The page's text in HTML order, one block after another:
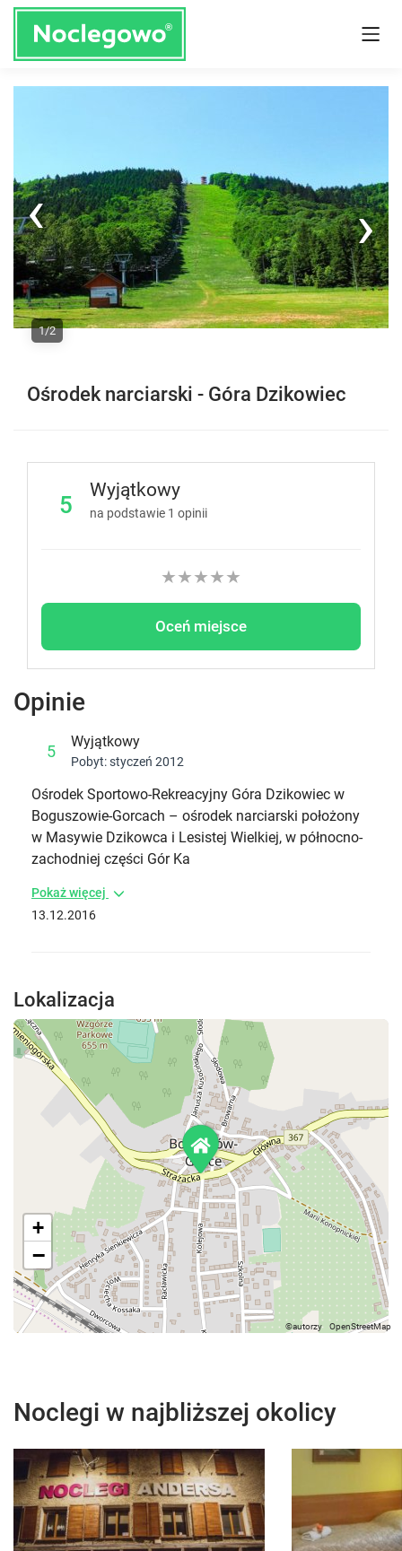
1/2
Ośrodek narciarski - Góra Dzikowiec
5
Wyjątkowy
na podstawie 1 opinii
★
★
★
★
★
Oceń miejsce
Opinie
5 Wyjątkowy
Pobyt: styczeń 2012
Ośrodek Sportowo-Rekreacyjny Góra Dzikowiec w
Boguszowie-Gorcach – ośrodek narciarski położony
w Masywie Dzikowca i Lesistej Wielkiej, w północno-
zachodniej części Gór Ka
Pokaż więcej
13.12.2016
Lokalizacja
+
−
Noclegi w najbliższej okolicy